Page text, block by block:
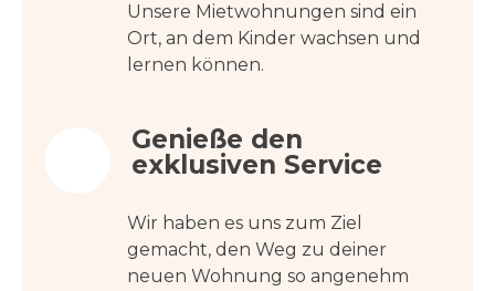
Unsere Mietwohnungen sind ein
Ort, an dem Kinder wachsen und
lernen können.
Genieße den
exklusiven Service
Wir haben es uns zum Ziel
gemacht, den Weg zu deiner
neuen Wohnung so angenehm